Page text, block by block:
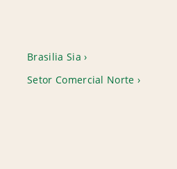
Brasilia Sia
Setor Comercial Norte